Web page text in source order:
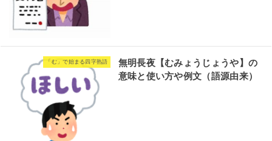
「む」で始まる四字熟語
無明長夜【むみょうじょうや】の
意味と使い方や例文（語源由来）